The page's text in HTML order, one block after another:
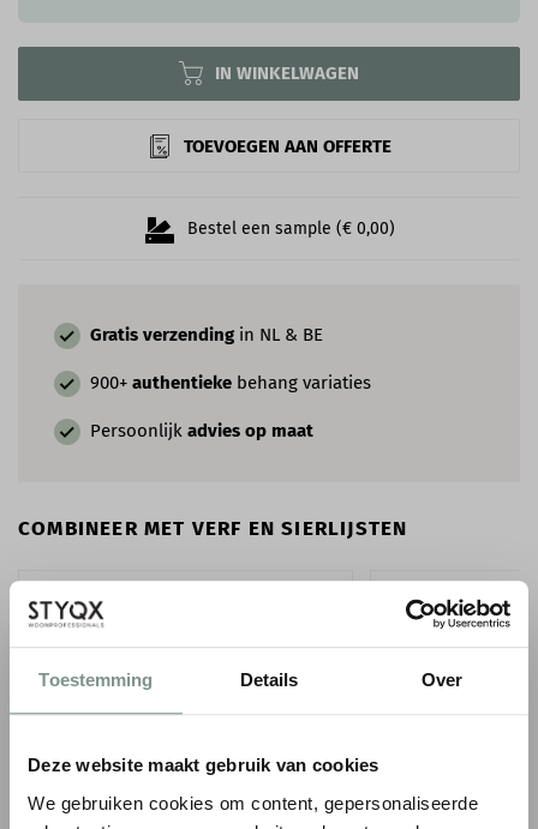
Toestemming Details Over
Deze website maakt gebruik van cookies
We gebruiken cookies om content, gepersonaliseerde
Gratis verzending in NL & BE
900+ authentieke behang variaties
Persoonlijk advies op maat
COMBINEER MET VERF EN SIERLIJSTEN
Bestel een sample (€ 0,00)
IN WINKELWAGEN
TOEVOEGEN AAN OFFERTE